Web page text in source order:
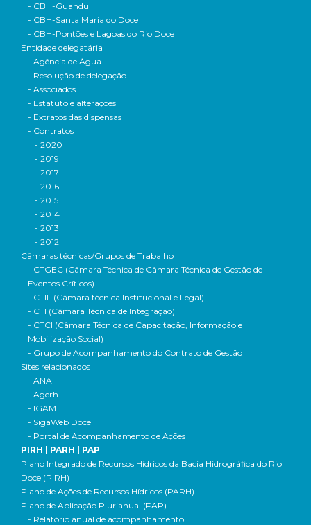
- CBH-Guandu
- CBH-Santa Maria do Doce
- CBH-Pontões e Lagoas do Rio Doce
Entidade delegatária
- Agência de Água
- Resolução de delegação
- Associados
- Estatuto e alterações
- Extratos das dispensas
- Contratos
- 2020
- 2019
- 2017
- 2016
- 2015
- 2014
- 2013
- 2012
Câmaras técnicas/Grupos de Trabalho
- CTGEC (Câmara Técnica de Câmara Técnica de Gestão de
Eventos Críticos)
- CTIL (Câmara técnica Institucional e Legal)
- CTI (Câmara Técnica de Integração)
- CTCI (Câmara Técnica de Capacitação, Informação e
Mobilização Social)
- Grupo de Acompanhamento do Contrato de Gestão
Sites relacionados
- ANA
- Agerh
- IGAM
- SigaWeb Doce
- Portal de Acompanhamento de Ações
PIRH | PARH | PAP
Plano Integrado de Recursos Hídricos da Bacia Hidrográfica do Rio
Doce (PIRH)
Plano de Ações de Recursos Hídricos (PARH)
Plano de Aplicação Plurianual (PAP)
- Relatório anual de acompanhamento